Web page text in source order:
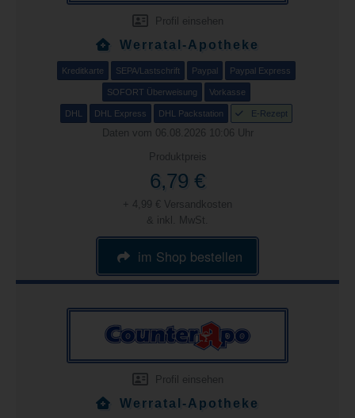
Profil einsehen
Werratal-Apotheke
Kreditkarte SEPA/Lastschrift Paypal Paypal Express
SOFORT Überweisung Vorkasse
DHL DHL Express DHL Packstation E-Rezept
Daten vom 06.08.2026 10:06 Uhr
Produktpreis
6,79 €
+ 4,99 € Versandkosten
& inkl. MwSt.
im Shop bestellen
Profil einsehen
Werratal-Apotheke